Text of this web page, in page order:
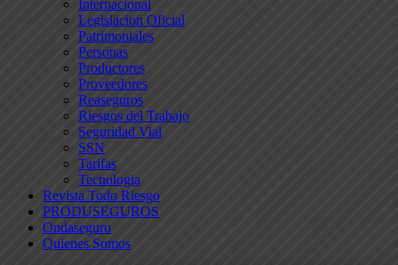
Internacional
Legislacion Oficial
Patrimoniales
Personas
Productores
Proveedores
Reaseguros
Riesgos del Trabajo
Seguridad Vial
SSN
Tarifas
Tecnologia
Revista Todo Riesgo
PRODUSEGUROS
Ondaseguro
Quienes Somos